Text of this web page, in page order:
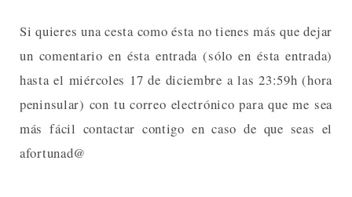
Si quieres una cesta como ésta no tienes más que dejar
un comentario en ésta entrada (sólo en ésta entrada)
hasta el miércoles 17 de diciembre a las 23:59h (hora
peninsular) con tu correo electrónico para que me sea
más fácil contactar contigo en caso de que seas el
afortunad@